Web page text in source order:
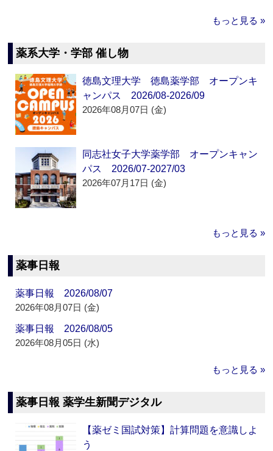
もっと見る »
薬系大学・学部 催し物
徳島文理大学 徳島薬学部 オープンキ
ャンパス 2026/08-2026/09
2026年08月07日 (金)
同志社女子大学薬学部 オープンキャン
パス 2026/07-2027/03
2026年07月17日 (金)
もっと見る »
薬事日報
薬事日報 2026/08/07
2026年08月07日 (金)
薬事日報 2026/08/05
2026年08月05日 (水)
もっと見る »
薬事日報 薬学生新聞デジタル
【薬ゼミ国試対策】計算問題を意識しよ
う